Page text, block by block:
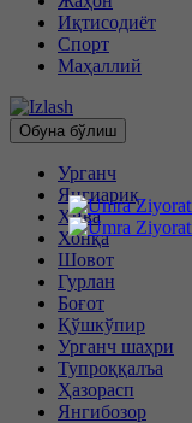
Иқтисодиёт
Спорт
Маҳаллий
Обуна бўлиш
Урганч
Янгиариқ
Хива
Хонқа
Шовот
Гурлан
Боғот
Қўшкўпир
Урганч шаҳри
Тупроққалъа
Ҳазорасп
Янгибозор